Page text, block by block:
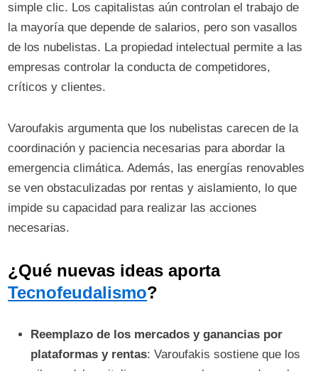
simple clic. Los capitalistas aún controlan el trabajo de
la mayoría que depende de salarios, pero son vasallos
de los nubelistas. La propiedad intelectual permite a las
empresas controlar la conducta de competidores,
críticos y clientes.
Varoufakis argumenta que los nubelistas carecen de la
coordinación y paciencia necesarias para abordar la
emergencia climática. Además, las energías renovables
se ven obstaculizadas por rentas y aislamiento, lo que
impide su capacidad para realizar las acciones
necesarias.
¿Qué nuevas ideas aporta
Tecnofeudalismo?
Reemplazo de los mercados y ganancias por
plataformas y rentas: Varoufakis sostiene que los